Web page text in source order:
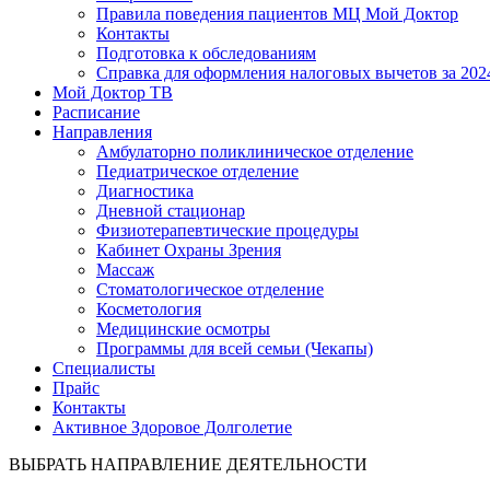
Правила поведения пациентов МЦ Мой Доктор
Контакты
Подготовка к обследованиям
Справка для оформления налоговых вычетов за
Мой Доктор ТВ
Расписание
Направления
Амбулаторно поликлиническое отделение
Педиатрическое отделение
Диагностика
Дневной стационар
Физиотерапевтические процедуры
Кабинет Охраны Зрения
Массаж
Стоматологическое отделение
Косметология
Медицинские осмотры
Программы для всей семьи (Чекапы)
Специалисты
Прайс
Контакты
Активное Здоровое Долголетие
ВЫБРАТЬ НАПРАВЛЕНИЕ ДЕЯТЕЛЬНОСТИ